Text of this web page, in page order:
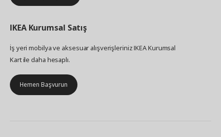
IKEA Kurumsal Satış
İş yeri mobilya ve aksesuar alışverişleriniz IKEA Kurumsal
Kart ile daha hesaplı.
Hemen Başvurun